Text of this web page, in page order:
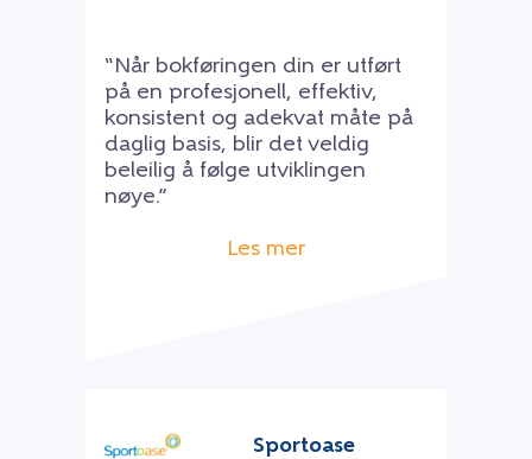
“Når bokføringen din er utført
på en profesjonell, effektiv,
konsistent og adekvat måte på
daglig basis, blir det veldig
beleilig å følge utviklingen
nøye.”
Les mer
Sportoase